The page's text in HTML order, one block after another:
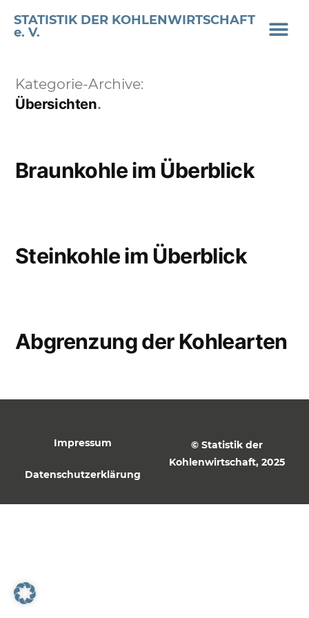
STATISTIK DER KOHLENWIRTSCHAFT
e. V.
Kategorie-Archive:
Übersichten
Braunkohle im Überblick
Steinkohle im Überblick
Abgrenzung der Kohlearten
Impressum
Datenschutzerklärung
© Statistik der
Kohlenwirtschaft, 2025